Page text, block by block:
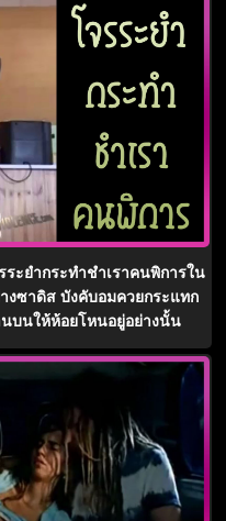
ะยำกระทำชำเราคนพิการใน
งซาดิส บังคับอมควยกระแทก
บนให้ห้อยโหนอยู่อย่างนั้น